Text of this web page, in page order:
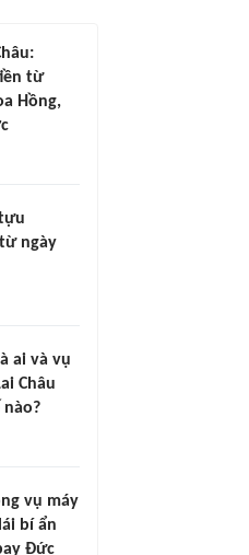
từ
Hồng,
ngày
ai và vụ
Châu
vụ máy
bí ẩn
Đức